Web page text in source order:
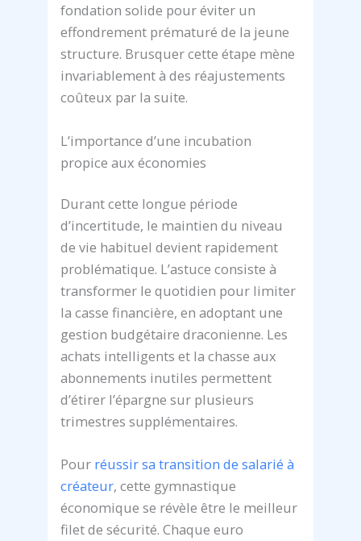
fondation solide pour éviter un
effondrement prématuré de la jeune
structure. Brusquer cette étape mène
invariablement à des réajustements
coûteux par la suite.
L’importance d’une incubation
propice aux économies
Durant cette longue période
d’incertitude, le maintien du niveau
de vie habituel devient rapidement
problématique. L’astuce consiste à
transformer le quotidien pour limiter
la casse financière, en adoptant une
gestion budgétaire draconienne. Les
achats intelligents et la chasse aux
abonnements inutiles permettent
d’étirer l’épargne sur plusieurs
trimestres supplémentaires.
Pour réussir sa transition de salarié à
créateur, cette gymnastique
économique se révèle être le meilleur
filet de sécurité. Chaque euro